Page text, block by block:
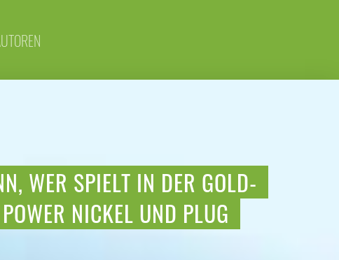
WER SPIELT IN DER GOLD-
NICKEL UND PLUG